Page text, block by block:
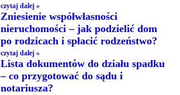
czytaj dalej »
Zniesienie współwłasności
nieruchomości – jak podzielić dom
po rodzicach i spłacić rodzeństwo?
czytaj dalej »
Lista dokumentów do działu spadku
– co przygotować do sądu i
notariusza?